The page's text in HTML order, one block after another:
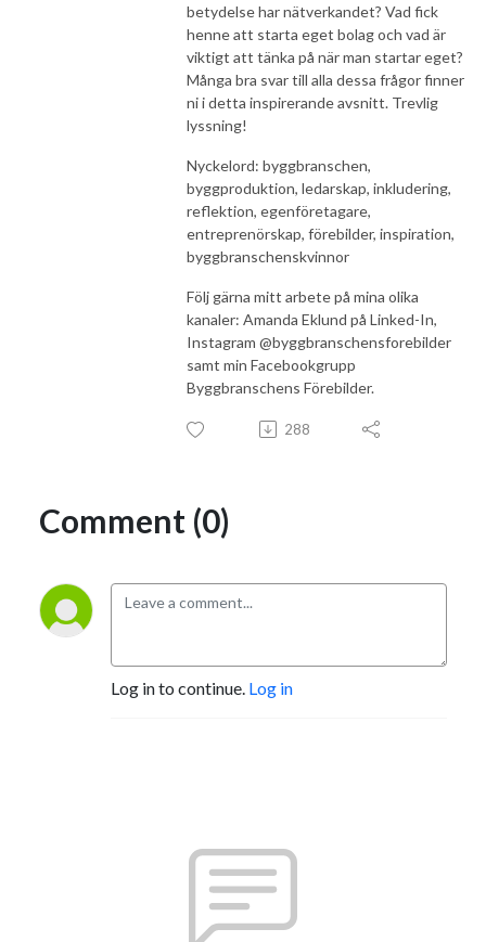
betydelse har nätverkandet? Vad fick
henne att starta eget bolag och vad är
viktigt att tänka på när man startar eget?
Många bra svar till alla dessa frågor finner
ni i detta inspirerande avsnitt. Trevlig
lyssning!
Nyckelord: byggbranschen,
byggproduktion, ledarskap, inkludering,
reflektion, egenföretagare,
entreprenörskap, förebilder, inspiration,
byggbranschenskvinnor
Följ gärna mitt arbete på mina olika
kanaler: Amanda Eklund på Linked-In,
Instagram @byggbranschensforebilder
samt min Facebookgrupp
Byggbranschens Förebilder.
288
Comment (0)
Log in to continue. Log in